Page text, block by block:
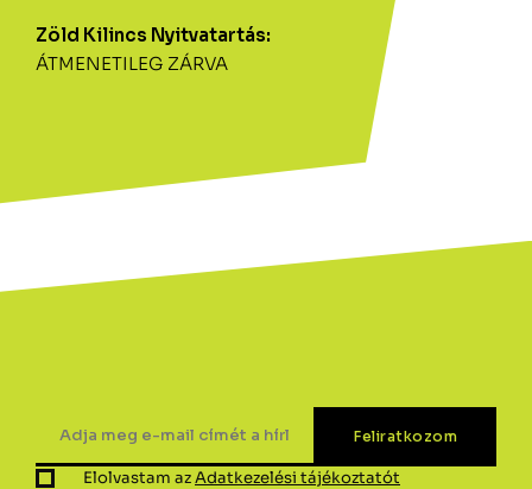
Zöld Kilincs Nyitvatartás:
ÁTMENETILEG ZÁRVA
Elolvastam azAdatkezelési tájékoztatót